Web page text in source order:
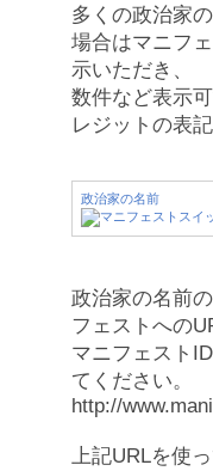
多くの政治家
場合はマニフ
示いただき、
数件など表示
レジットの表
政治家の名前
政治家の名前
フェストへの
マニフェスト
てください。
http://
上記URLを使